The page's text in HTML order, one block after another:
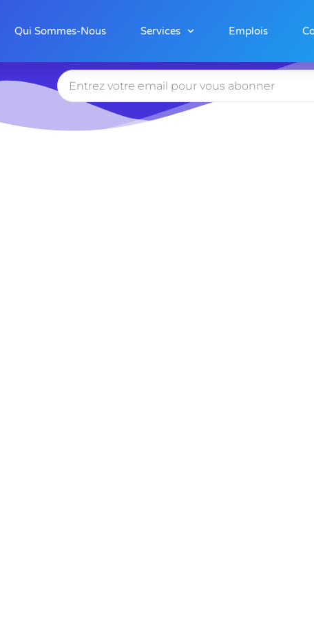
Qui Sommes-Nous Services Emplois